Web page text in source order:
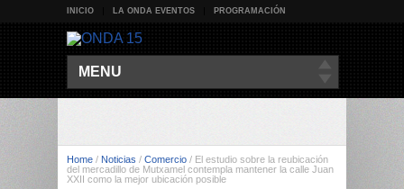
INICIO LA ONDA EVENTOS PROGRAMACIÓN
MENU
Home / Noticias / Comercio / El estudio sobre la reubicación
del mercadillo de Mutxamel contempla mantener la calle Juan
XXII como la mejor ubicación posible